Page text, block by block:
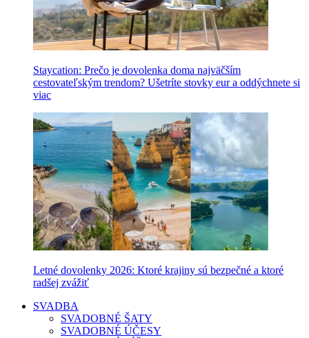
Staycation: Prečo je dovolenka doma najväčším
cestovateľským trendom? Ušetríte stovky eur a oddýchnete si
viac
Letné dovolenky 2026: Ktoré krajiny sú bezpečné a ktoré
radšej zvážiť
SVADBA
SVADOBNÉ ŠATY
SVADOBNÉ ÚČESY